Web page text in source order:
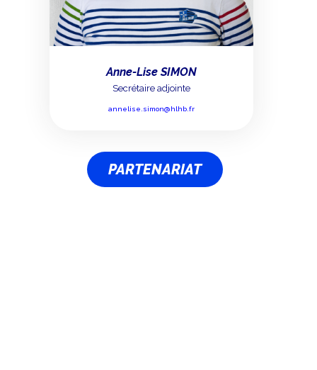
Anne-Lise SIMON
Secrétaire adjointe
annelise.simon@hlhb.fr
PARTENARIAT